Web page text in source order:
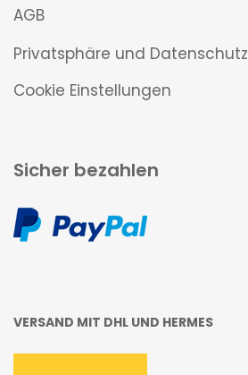
AGB
Privatsphäre und Datenschutz
Cookie Einstellungen
Sicher bezahlen
VERSAND MIT DHL UND HERMES